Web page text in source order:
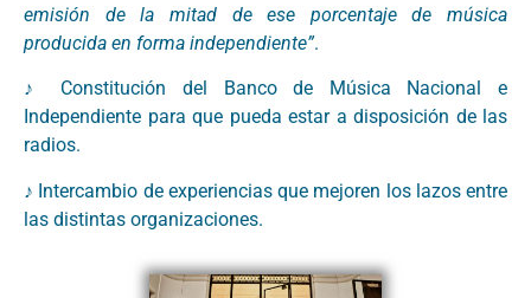
emisión de la mitad de ese porcentaje de música
producida en forma independiente”.
♪ Constitución del Banco de Música Nacional e
Independiente para que pueda estar a disposición de las
radios.
♪ Intercambio de experiencias que mejoren los lazos entre
las distintas organizaciones.